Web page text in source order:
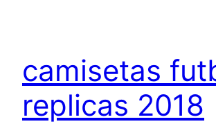
camisetas
replicas 2018